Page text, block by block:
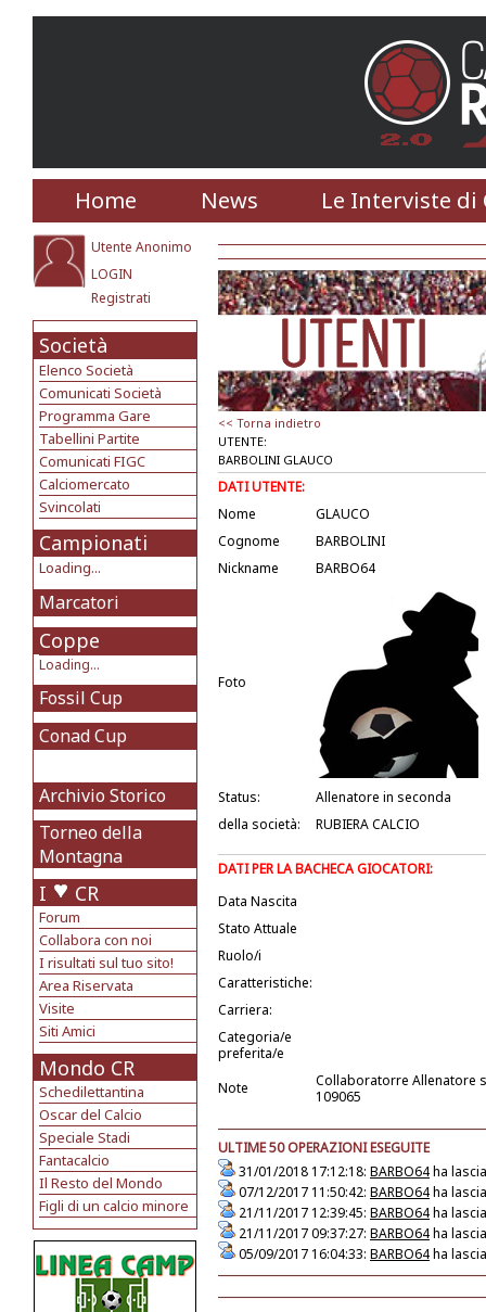
Home News Le Interviste di
Utente Anonimo
LOGIN
Registrati
Società
Elenco Società
Comunicati Società
Programma Gare
Tabellini Partite
Comunicati FIGC
Calciomercato
Svincolati
Campionati
Loading...
Marcatori
Coppe
Loading...
Fossil Cup
Conad Cup
Archivio Storico
Torneo della
Montagna
I CR
Forum
Collabora con noi
I risultati sul tuo sito!
Area Riservata
Visite
Siti Amici
Mondo CR
Schedilettantina
Oscar del Calcio
Speciale Stadi
Fantacalcio
Il Resto del Mondo
Figli di un calcio minore
<< Torna indietro
UTENTE:
BARBOLINI GLAUCO
DATI UTENTE:
Nome
GLAUCO
Cognome
BARBOLINI
Nickname
BARBO64
Foto
Status:
Allenatore in seconda
della società:
RUBIERA CALCIO
DATI PER LA BACHECA GIOCATORI:
Data Nascita
Stato Attuale
Ruolo/i
Caratteristiche:
Carriera:
Categoria/e
preferita/e
Note
Collaboratorre Allenatore
109065
ULTIME 50 OPERAZIONI ESEGUITE
31/01/2018 17:12:18: BARBO64ha
07/12/2017 11:50:42: BARBO64ha
21/11/2017 12:39:45: BARBO64ha
21/11/2017 09:37:27: BARBO64ha
05/09/2017 16:04:33: BARBO64ha